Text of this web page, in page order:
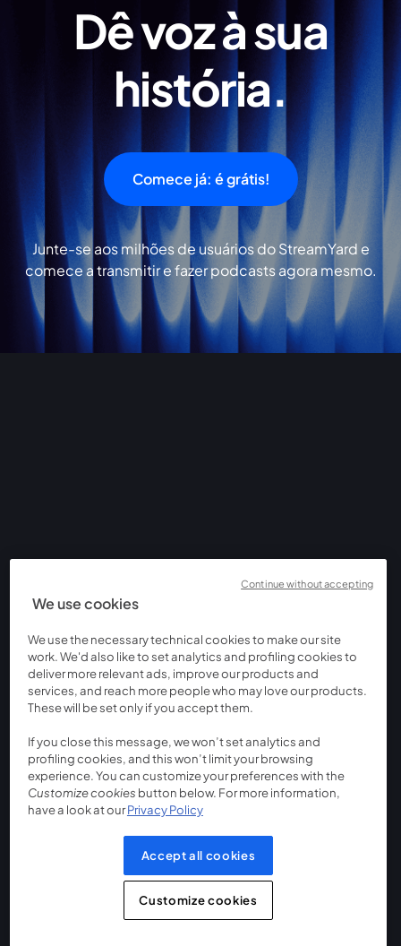
Dê voz à sua
história.
Comece já: é grátis!
Junte-se aos milhões de usuários do StreamYard e
comece a transmitir e fazer podcasts agora mesmo.
We use cookies
We use the necessary technical cookies to make our site
work. We'd also like to set analytics and profiling cookies to
deliver more relevant ads, improve our products and
services, and reach more people who may love our products.
These will be set only if you accept them.
If you close this message, we won’t set analytics and
profiling cookies, and this won’t limit your browsing
experience. You can customize your preferences with the
Customize cookies button below. For more information,
have a look at ourPrivacy Policy
Accept all cookies
Customize cookies
Continue without accepting